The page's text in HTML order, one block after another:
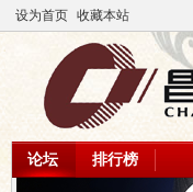
设为首页 收藏本站
论坛 排行榜